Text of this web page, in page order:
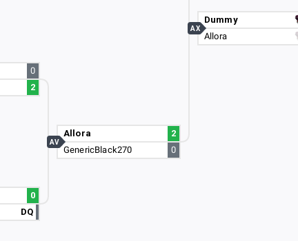
0
2
0
DQ
Allora
2
GenericBlack270
0
AV
Dummy
Allora
AX